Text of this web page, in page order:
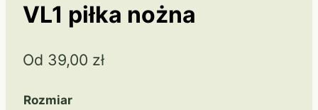
VL1 piłka nożna
Od 39,00 zł
Rozmiar